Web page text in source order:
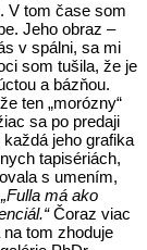
V tom čase som
Jeho obraz –
v spálni, sa mi
som tušila, že je
a bázňou.
ten „morózny“
sa po predaji
jeho grafika
tapisériách,
s umením,
„Fulla má ako
Čoraz viac
tom zhoduje